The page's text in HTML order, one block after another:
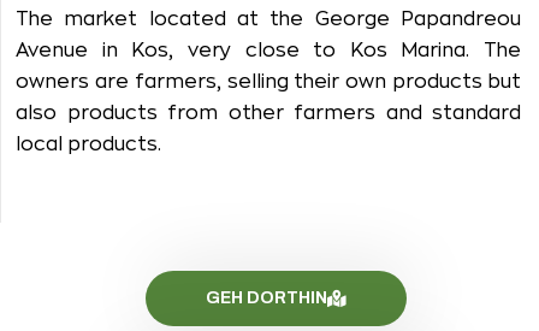
The market located at the George Papandreou
Avenue in Kos, very close to Kos Marina. The
owners are farmers, selling their own products but
also products from other farmers and standard
local products.
GEH DORTHIN